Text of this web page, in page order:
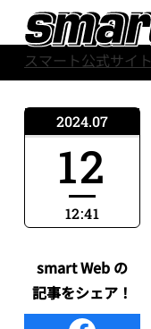
スマート公式サイト
2024.07
12
12:41
smart Web の
記事をシェア！